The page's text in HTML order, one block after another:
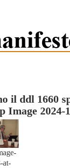
il ddl 1660
Image 2024-
at-